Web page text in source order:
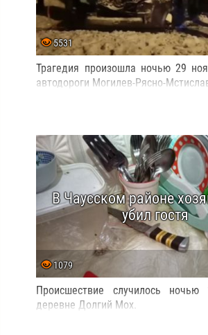
5531
Трагедия произошла ночью 29
автодороги Могилев-Рясно-
В Чаусском районе
убил гостя
1079
Происшествие случилось
деревне Долгий Мох.